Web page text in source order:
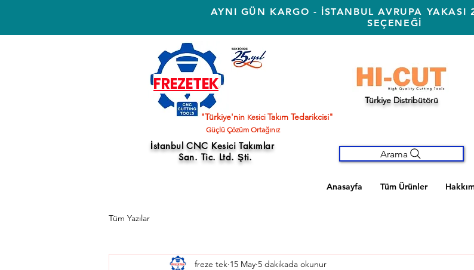
AYNI GÜN KARGO - İSTANBUL AVRUPA YAKASI
SEÇENEĞİ
FREZETEK
"Türkiye'nin Kesici Takım Tedarikcisi"
Türkiye Distribütörü
Güçlü Çözüm Ortağınız
İstanbul CNC Kesici Takımlar
San. Tic. Ltd. Şti.
Arama
Anasayfa Tüm Ürünler
Tüm Yazılar
freze tek 15 May 5 dakikada okunur